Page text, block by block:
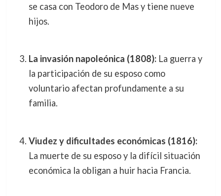
se casa con Teodoro de Mas y tiene nueve
hijos.
La invasión napoleónica (1808):La guerra y
la participación de su esposo como
voluntario afectan profundamente a su
familia.
Viudez y dificultades económicas (1816):
La muerte de su esposo y la difícil situación
económica la obligan a huir hacia Francia.